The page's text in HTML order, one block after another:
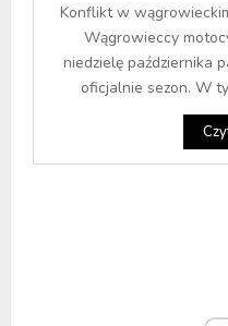
Konflikt w
Wągrowieccy
niedzielę października
oficjalnie sezon. W